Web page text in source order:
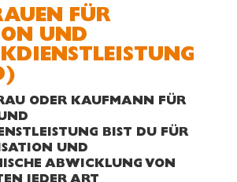
FÜR
UND
ODER KAUFMANN FÜR
BIST DU FÜR
UND
ABWICKLUNG VON